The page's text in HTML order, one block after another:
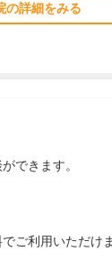
の詳細をみる
できます。
ご利用いただけま